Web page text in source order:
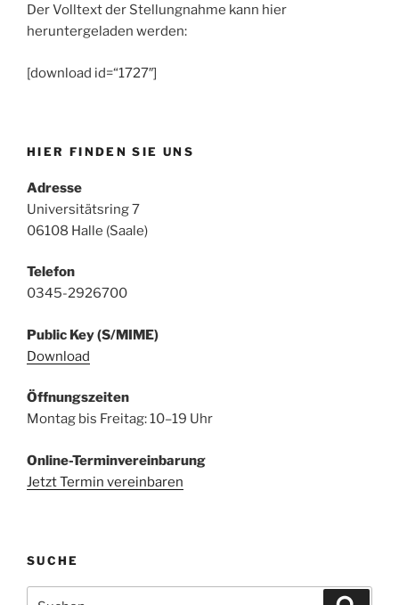
Der Volltext der Stellungnahme kann hier
heruntergeladen werden:
[download id=“1727″]
HIER FINDEN SIE UNS
Adresse
Universitätsring 7
06108 Halle (Saale)
Telefon
0345-2926700
Public Key (S/MIME)
Download
Öffnungszeiten
Montag bis Freitag: 10–19 Uhr
Online-Terminvereinbarung
Jetzt Termin vereinbaren
SUCHE